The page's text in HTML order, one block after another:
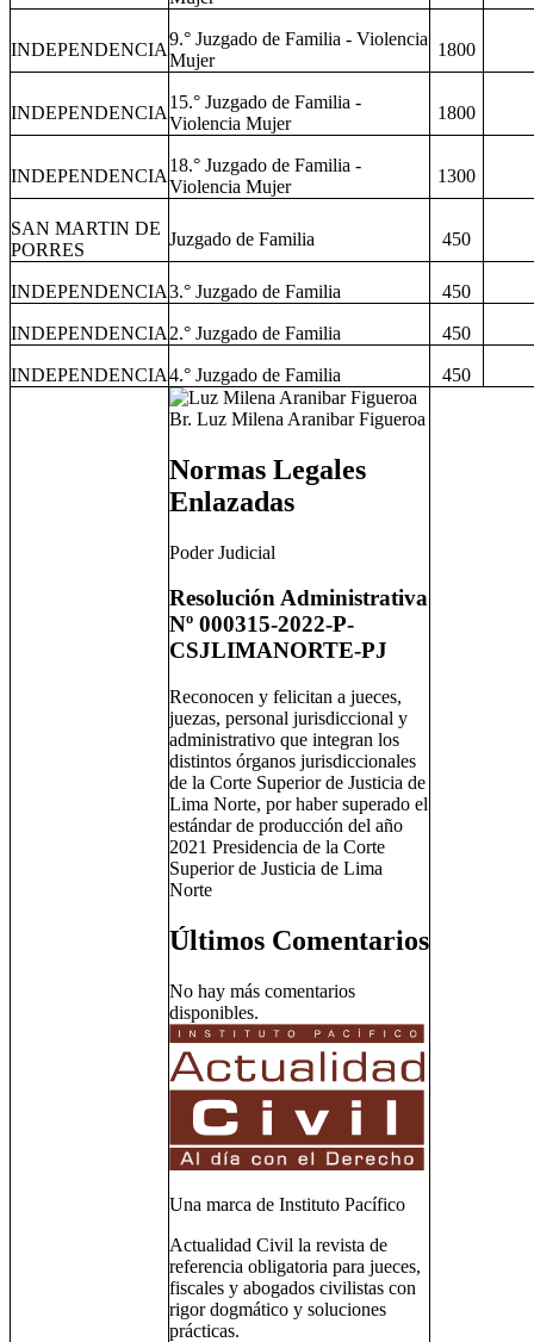
INDEPENDENCIA
9.° Juzgado de Familia - Violencia
Mujer
1800
INDEPENDENCIA
15.° Juzgado de Familia -
Violencia Mujer
1800
INDEPENDENCIA
18.° Juzgado de Familia -
Violencia Mujer
1300
SAN MARTIN DE
PORRES
Juzgado de Familia 450
INDEPENDENCIA3.° Juzgado de Familia 450
INDEPENDENCIA 2.° Juzgado de Familia 450
INDEPENDENCIA4.° Juzgado de Familia 450
Br. Luz Milena Aranibar Figueroa
Normas Legales
Enlazadas
Poder Judicial
Resolución Administrativa
Nº 000315-2022-P-
CSJLIMANORTE-PJ
Reconocen y felicitan a jueces,
juezas, personal jurisdiccional y
administrativo que integran los
distintos órganos jurisdiccionales
de la Corte Superior de Justicia de
Lima Norte, por haber superado el
estándar de producción del año
2021 Presidencia de la Corte
Superior de Justicia de Lima
Norte
Últimos Comentarios
No hay más comentarios
disponibles.
Una marca de Instituto Pacífico
Actualidad Civil la revista de
referencia obligatoria para jueces,
fiscales y abogados civilistas con
rigor dogmático y soluciones
prácticas.